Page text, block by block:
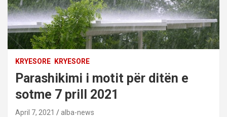
KRYESORE KRYESORE
Parashikimi i motit për ditën e
sotme 7 prill 2021
April 7, 2021 alba-news